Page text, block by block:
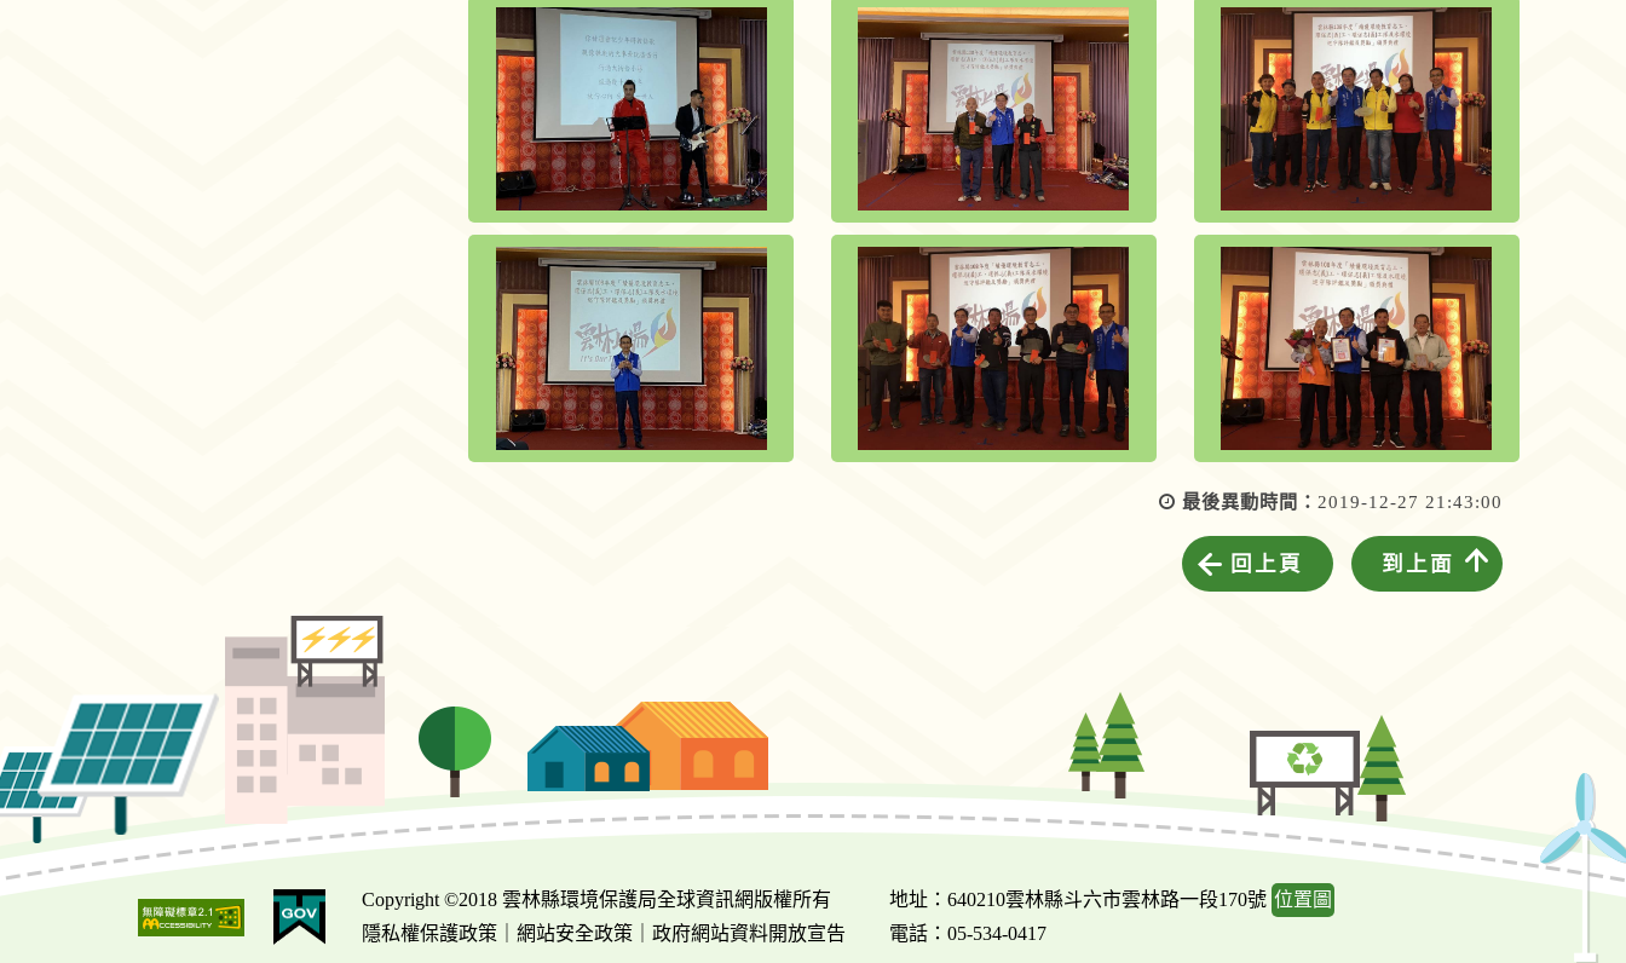
最後異動時間： 2019-12-27 21:43:00
回上頁 到上面
Copyright ©2018 雲林縣環境保護局全球資訊網版權所有
隱私權保護政策
網站安全政策 政府網站資料開放宣告
地址：640210雲林縣斗六市雲林路一段170號 位置圖
電話：05-534-0417